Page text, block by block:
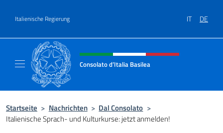
Italienische Regierung IT DE
Header-Site, Social und Menü
Consolato d’Italia Basilea
Startseite > Nachrichten > Dal Consolato >
Italienische Sprach- und Kulturkurse: jetzt anmelden!